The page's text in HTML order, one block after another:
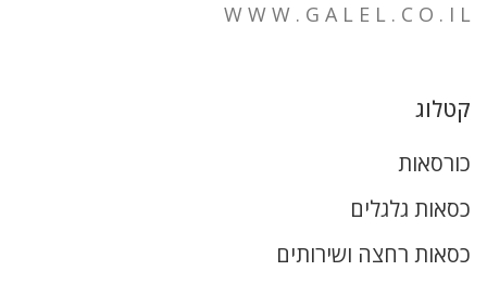
W W W . G A L E L . C O . I L
קטלוג
כורסאות
כסאות גלגלים
כסאות רחצה ושירותים